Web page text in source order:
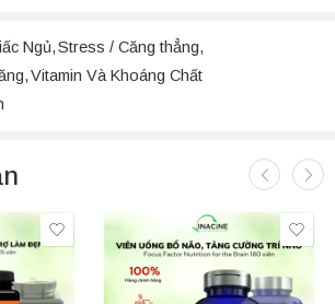
Ngủ,Stress / Căng thẳng,
,Vitamin Và Khoáng Chất